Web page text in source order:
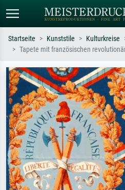
Suchen Sie nach Künstlern, Werktiteln
oder Stilen – z.B. Monet,
Sternennacht, Impressionismus, Welle
Hokusai, Akt.
Startseite Kunststile Kulturkreise
Tapete mit französischen